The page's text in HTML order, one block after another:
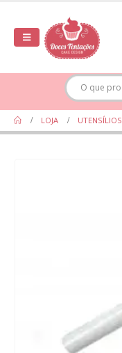
LOJA UTENSÍLIOS